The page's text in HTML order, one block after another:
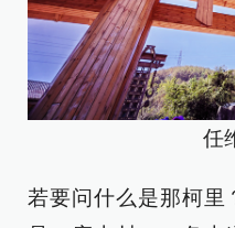
任
若要问什么是那柯里